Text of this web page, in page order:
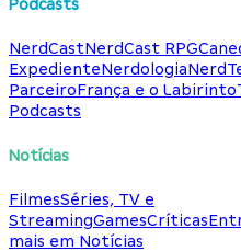
Podcasts
NerdCastNerdCast RPG
ExpedienteNerdologia
ParceiroFrança e o Labirinto
Podcasts
Notícias
FilmesSéries, TV e
StreamingGamesCríticas
mais em Notícias